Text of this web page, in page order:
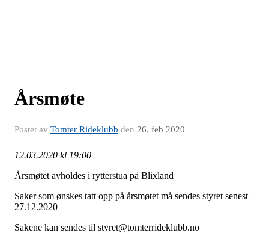
Årsmøte
Postet av Tomter Rideklubb den 26. feb 2020
12.03.2020 kl 19:00
Årsmøtet avholdes i rytterstua på Blixland
Saker som ønskes tatt opp på årsmøtet må sendes styret senest
27.12.2020
Sakene kan sendes til styret@tomterrideklubb.no